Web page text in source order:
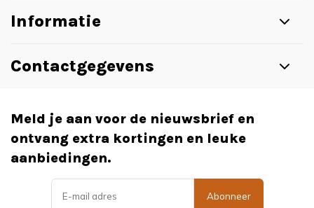
Informatie
Contactgegevens
Meld je aan voor de nieuwsbrief en
ontvang extra kortingen en leuke
aanbiedingen.
Abonneer